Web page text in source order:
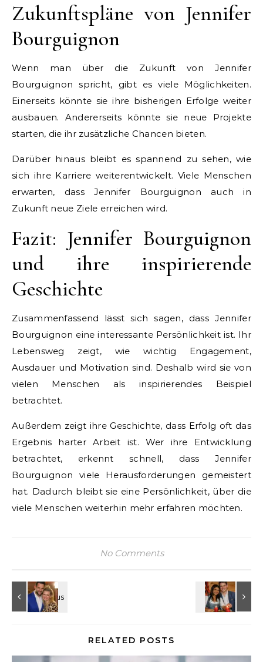
Zukunftspläne von Jennifer
Bourguignon
Wenn man über die Zukunft von Jennifer
Bourguignon spricht, gibt es viele Möglichkeiten.
Einerseits könnte sie ihre bisherigen Erfolge weiter
ausbauen. Andererseits könnte sie neue Projekte
starten, die ihr zusätzliche Chancen bieten.
Darüber hinaus bleibt es spannend zu sehen, wie
sich ihre Karriere weiterentwickelt. Viele Menschen
erwarten, dass Jennifer Bourguignon auch in
Zukunft neue Ziele erreichen wird.
Fazit: Jennifer Bourguignon
und ihre inspirierende
Geschichte
Zusammenfassend lässt sich sagen, dass Jennifer
Bourguignon eine interessante Persönlichkeit ist. Ihr
Lebensweg zeigt, wie wichtig Engagement,
Ausdauer und Motivation sind. Deshalb wird sie von
vielen Menschen als inspirierendes Beispiel
betrachtet.
Außerdem zeigt ihre Geschichte, dass Erfolg oft das
Ergebnis harter Arbeit ist. Wer ihre Entwicklung
betrachtet, erkennt schnell, dass Jennifer
Bourguignon viele Herausforderungen gemeistert
hat. Dadurch bleibt sie eine Persönlichkeit, über die
viele Menschen weiterhin mehr erfahren möchten.
No Comments
RELATED POSTS